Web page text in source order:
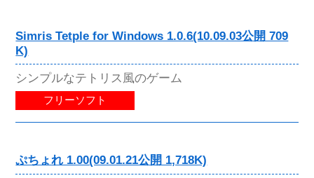
Simris Tetple for Windows 1.0.6(10.09.03公開 709
K)
シンプルなテトリス風のゲーム
フリーソフト
ぷちょれ 1.00(09.01.21公開 1,718K)